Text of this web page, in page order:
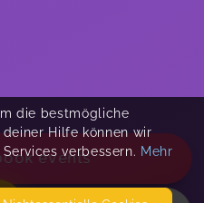
events
die bestmögliche
Hilfe können wir
verbessern. Mehr